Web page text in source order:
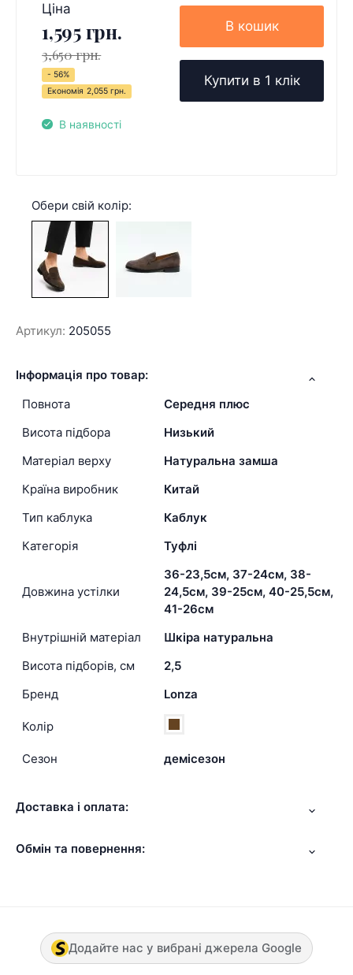
Ціна
1,595 грн.
3,650 грн.
- 56%
Економія 2,055 грн.
В наявності
В кошик
Купити в 1 клік
Обери свій колір:
Артикул: 205055
Інформація про товар:
Повнота
Середня плюс
Висота підбора
Низький
Матеріал верху
Натуральна замша
Країна виробник
Китай
Тип каблука
Каблук
Категорія
Туфлі
Довжина устілки
36-23,5см, 37-24см, 38-
24,5см, 39-25см, 40-25,5см,
41-26см
Внутрішній матеріал
Шкіра натуральна
Висота підборів, см
2,5
Бренд
Lonza
Колір
Сезон демісезон
Доставка і оплата:
Обмін та повернення:
Додайте нас у вибрані джерела Google